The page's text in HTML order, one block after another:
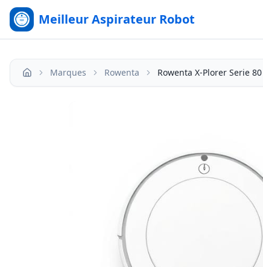
Meilleur Aspirateur Robot
Accueil Marques Rowenta Rowenta X-Plorer Serie 80